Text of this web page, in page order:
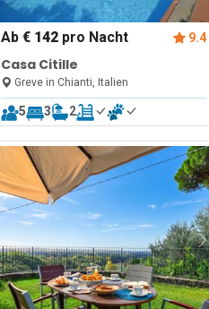
Ab € 142pro Nacht 9.4
Casa Citille
Greve in Chianti, Italien
5 3 2